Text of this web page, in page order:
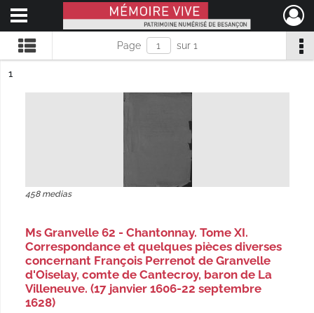
Mémoire Vive patrimoine numérisé de Besançon
Ouvrir le menu déroulant
Page sur 1
n°
1
458 medias
Ms Granvelle 62 - Chantonnay. Tome XI.
Correspondance et quelques pièces diverses
concernant François Perrenot de Granvelle
d'Oiselay, comte de Cantecroy, baron de La
Villeneuve. (17 janvier 1606-22 septembre
1628)